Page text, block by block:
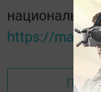
https://